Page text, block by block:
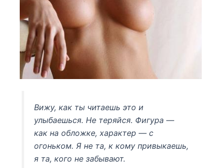
Вижу, как ты читаешь это и
улыбаешься. Не теряйся. Фигура —
как на обложке, характер — с
огоньком. Я не та, к кому привыкаешь,
я та, кого не забывают.